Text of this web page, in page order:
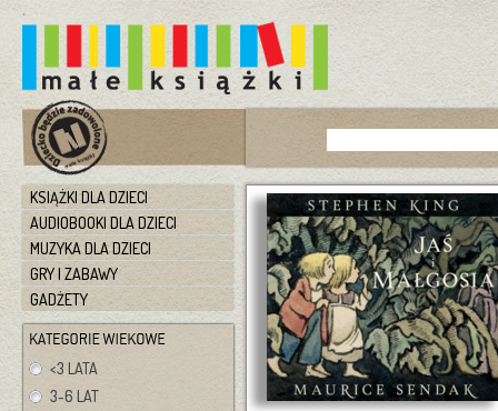
KSIĄŻKI DLA DZIECI
AUDIOBOOKI DLA DZIECI
MUZYKA DLA DZIECI
GRY I ZABAWY
GADŻETY
<3 LATA
3-6 LAT